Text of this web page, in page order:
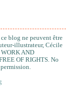
blog ne peuvent être
illustrateur, Cécile
AND
OF RIGHTS. No